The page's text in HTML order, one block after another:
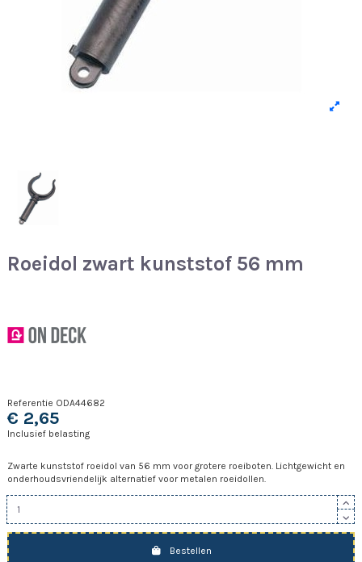
Roeidol zwart kunststof 56 mm
Referentie ODA44682
€ 2,65
Inclusief belasting
Zwarte kunststof roeidol van 56 mm voor grotere roeiboten. Lichtgewicht en
onderhoudsvriendelijk alternatief voor metalen roeidollen.
Bestellen